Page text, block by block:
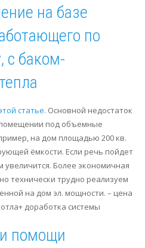
на базе
по
с баком-
статье. Основной недостаток
под объемные
на дом площадью 200 кв.
ёмкости. Если речь пойдет
Более экономичная
технически трудно реализуем
на дом эл. мощности. – цена
доработка системы
помощи